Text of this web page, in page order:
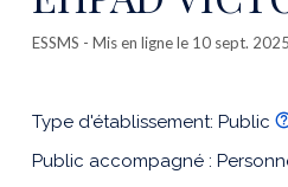
ESSMS - Mis en ligne le 10 sept. 2025
Type d'établissement: Public
Public accompagné :